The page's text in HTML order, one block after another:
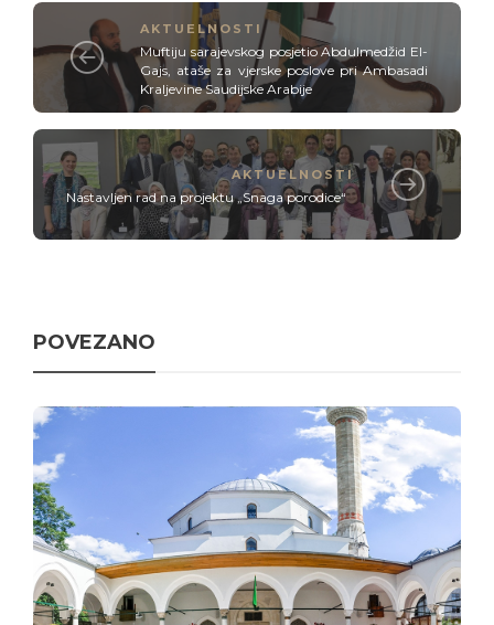
AKTUELNOSTI
Muftiju sarajevskog posjetio Abdulmedžid El-
Gajs, ataše za vjerske poslove pri Ambasadi
Kraljevine Saudijske Arabije
AKTUELNOSTI
Nastavljen rad na projektu „Snaga porodice“
POVEZANO